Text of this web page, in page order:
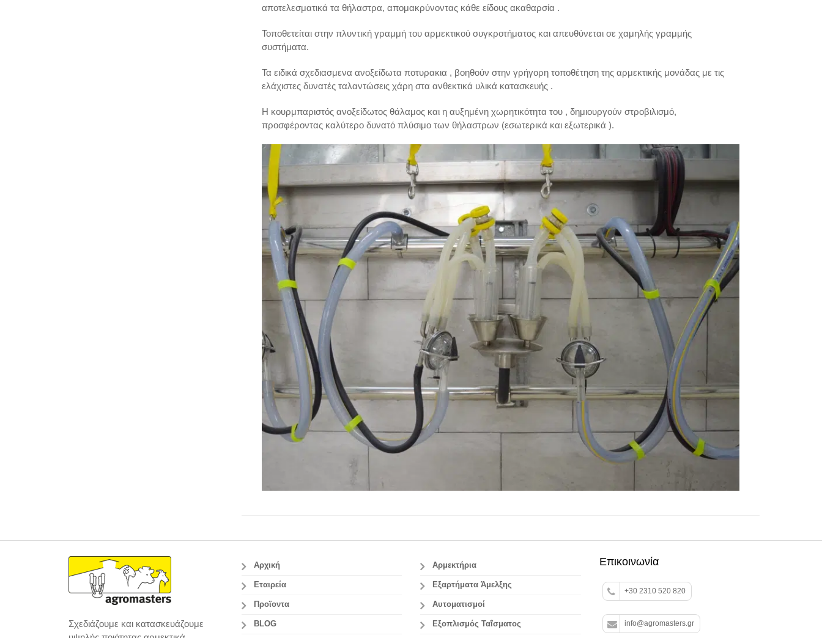
αποτελεσματικά τα θήλαστρα, απομακρύνοντας κάθε είδους ακαθαρσία .
Τοποθετείται στην πλυντική γραμμή του αρμεκτικού συγκροτήματος και απευθύνεται σε χαμηλής γραμμής
συστήματα.
Τα ειδικά σχεδιασμενα ανοξείδωτα ποτυρακια , βοηθούν στην γρήγορη τοποθέτηση της αρμεκτικής μονάδας με τις
ελάχιστες δυνατές ταλαντώσεις χάρη στα ανθεκτικά υλικά κατασκευής .
Η κουρμπαριστός ανοξείδωτος θάλαμος και η αυξημένη χωρητικότητα του , δημιουργούν στροβιλισμό,
προσφέροντας καλύτερο δυνατό πλύσιμο των θήλαστρων (εσωτερικά και εξωτερικά ).
Σχεδιάζουμε και κατασκευάζουμε
Αρχική
Εταιρεία
Προϊοντα
BLOG
Αρμεκτήρια
Εξαρτήματα Άμελξης
Αυτοματισμοί
Εξοπλισμός Ταΐσματος
Επικοινωνία
+30 2310 520 820
info@agromasters.gr